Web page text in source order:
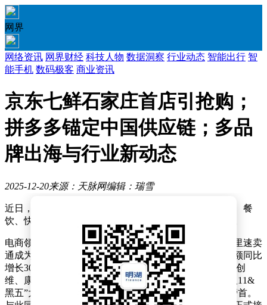
网界
网络资讯 网界财经 科技人物 数据洞察 行业动态 智能出行 智
能手机 数码极客 商业资讯
京东七鲜石家庄首店引抢购；
拼多多锚定中国供应链；多品
牌出海与行业新动态
2025-12-20来源：天脉网编辑：瑞雪
近日，零售与消费领域迎来多则动态，涵盖电商、物流、餐
饮、快消等多个行业，展现出市场活力与行业变革趋势。
电商领域，国产电视机品牌加速出海，跨境电商平台阿里速卖
通成为重要阵地。过去一年，速卖通上国产电视机销售额同比
增长300%，增速领跑大家电品类，小米、TCL、海信、创
维、康佳五大品牌纷纷布局。其中，小米电视在“海外双11&
黑五”大促期间，登顶速卖通欧洲市场电视品类销售额榜首。